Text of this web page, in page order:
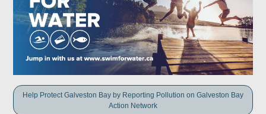
Help Protect Galveston Bay by Reporting Pollution on Galveston Bay
Action Network